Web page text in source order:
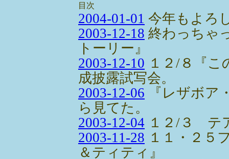
目次
2004-01-01 今年もよろ
2003-12-18 終わっちゃ
トーリー』
2003-12-10 １２/８『
成披露試写会。
2003-12-06 『レザボア
ら見てた。
2003-12-04 １２/３ テ
2003-11-28 １１・２５
＆ティティ』